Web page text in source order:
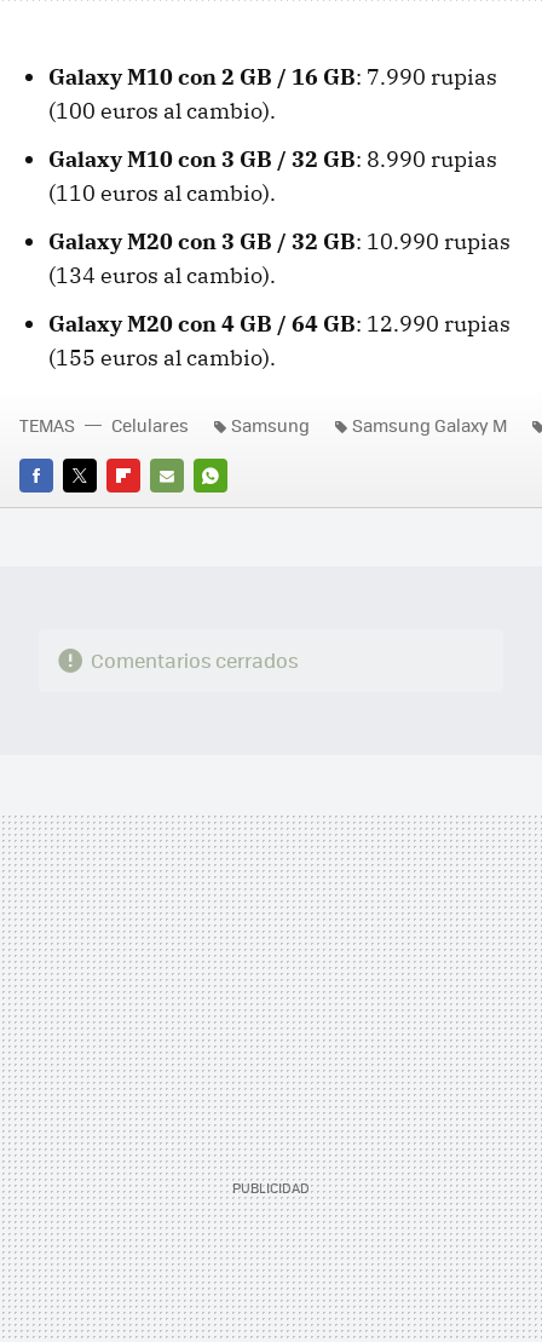
Galaxy M10 con 2 GB / 16 GB: 7.990 rupias
(100 euros al cambio).
Galaxy M10 con 3 GB / 32 GB: 8.990 rupias
(110 euros al cambio).
Galaxy M20 con 3 GB / 32 GB: 10.990 rupias
(134 euros al cambio).
Galaxy M20 con 4 GB / 64 GB: 12.990 rupias
(155 euros al cambio).
FACEBOOK
TWITTERFLIPBOARD
E-
WHATSAPP
TEMAS Celulares Samsung Samsung Galaxy M
Comentarios cerrados